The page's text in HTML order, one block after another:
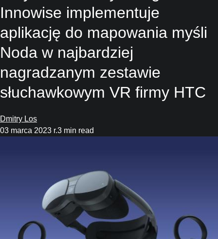
Innowise implementuje
aplikację do mapowania myśli
Noda w najbardziej
nagradzanym zestawie
słuchawkowym VR firmy HTC
Dmitry Los
03 marca 2023 r.3 min read